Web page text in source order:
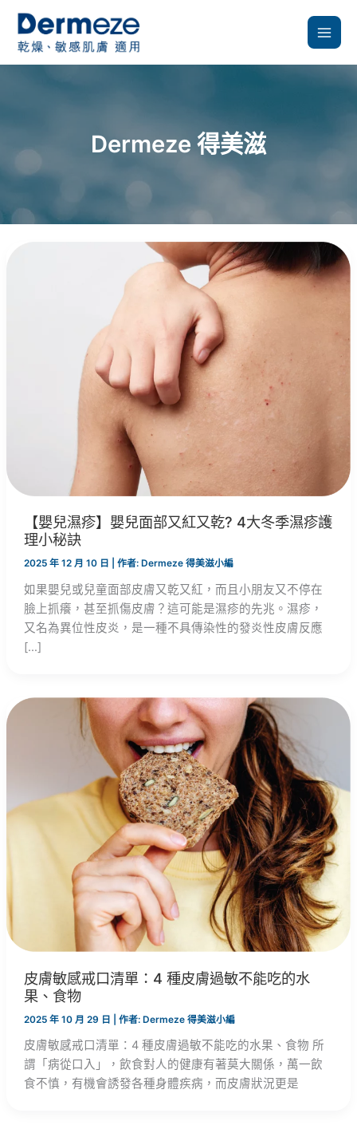
要
Dermeze 得美滋
【嬰兒濕疹】嬰兒面部又紅又乾? 4大冬季濕疹護
理小秘訣
2025 年 12 月 10 日 | 作者: Dermeze 得美滋小編
如果嬰兒或兒童面部皮膚又乾又紅，而且小朋友又不停在
臉上抓癢，甚至抓傷皮膚？這可能是濕疹的先兆。濕疹，
又名為異位性皮炎，是一種不具傳染性的發炎性皮膚反應
[…]
皮膚敏感戒口清單：4 種皮膚過敏不能吃的水
果、食物
2025 年 10 月 29 日 | 作者: Dermeze 得美滋小編
皮膚敏感戒口清單：4 種皮膚過敏不能吃的水果、食物 所
謂「病從口入」，飲食對人的健康有著莫大關係，萬一飲
食不慎，有機會誘發各種身體疾病，而皮膚狀況更是